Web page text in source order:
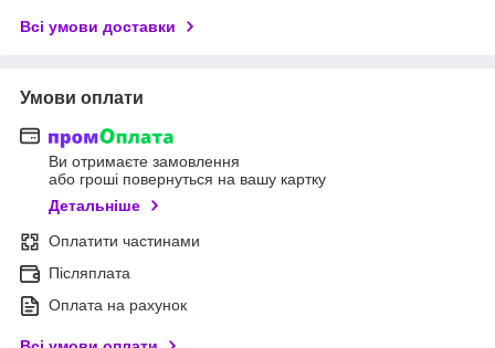
Всі умови доставки
Умови оплати
Ви отримаєте замовлення
або гроші повернуться на вашу картку
Детальніше
Оплатити частинами
Післяплата
Оплата на рахунок